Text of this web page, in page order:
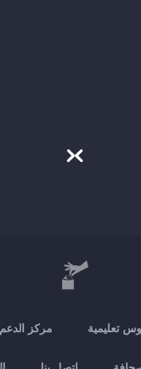
تعليمية مركز الدعم